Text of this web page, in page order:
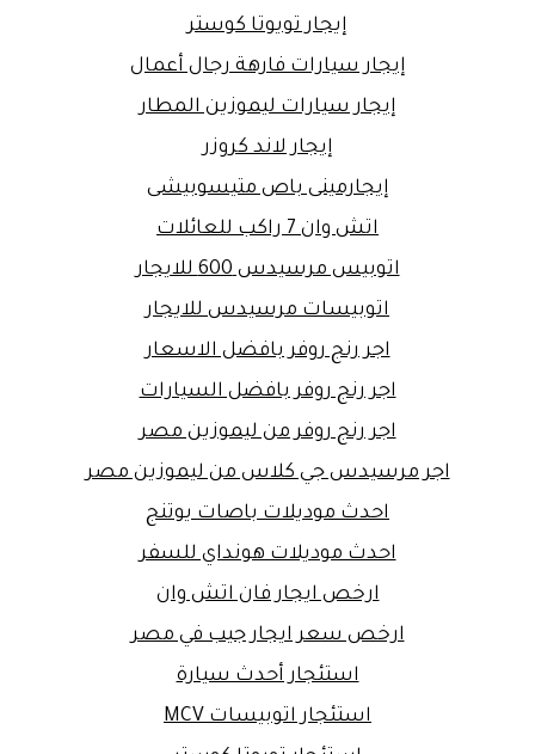
إيجار تويوتا كوستر
إيجار سيارات فارهة رجال أعمال
إيجار سيارات ليموزين المطار
إيجار لاند كروزر
إيجارمينى باص متيسوبيشى
اتش وان 7 راكب للعائلات
اتوبيس مرسيدس 600 للايجار
اتوبيسات مرسيدس للايجار
اجر رنج روفر بافضل الاسعار
اجر رنج روفر بافضل السيارات
اجر رنج روفر من ليموزين مصر
اجر مرسيدس جي كلاس من ليموزين مصر
احدث موديلات باصات يوتنج
احدث موديلات هونداي للسفر
ارخص ايجار فان اتش وان
ارخص سعر ايجار جيب في مصر
استئجار أحدث سيارة
استئجار اتوبيسات MCV